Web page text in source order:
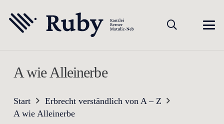
A wie Alleinerbe
Start
Erbrecht verständlich von A – Z
A wie Alleinerbe